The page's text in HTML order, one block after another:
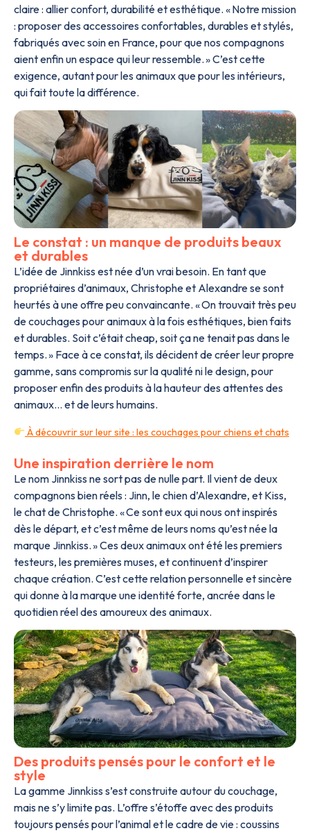
claire : allier confort, durabilité et esthétique. « Notre mission
: proposer des accessoires confortables, durables et stylés,
fabriqués avec soin en France, pour que nos compagnons
aient enfin un espace qui leur ressemble. » C’est cette
exigence, autant pour les animaux que pour les intérieurs,
qui fait toute la différence.
Le constat : un manque de produits beaux
et durables
L’idée de Jinnkiss est née d’un vrai besoin. En tant que
propriétaires d’animaux, Christophe et Alexandre se sont
heurtés à une offre peu convaincante. « On trouvait très peu
de couchages pour animaux à la fois esthétiques, bien faits
et durables. Soit c’était cheap, soit ça ne tenait pas dans le
temps. » Face à ce constat, ils décident de créer leur propre
gamme, sans compromis sur la qualité ni le design, pour
proposer enfin des produits à la hauteur des attentes des
animaux… et de leurs humains.
À découvrir sur leur site : les couchages pour chiens et chats
Une inspiration derrière le nom
Le nom Jinnkiss ne sort pas de nulle part. Il vient de deux
compagnons bien réels : Jinn, le chien d’Alexandre, et Kiss,
le chat de Christophe. « Ce sont eux qui nous ont inspirés
dès le départ, et c’est même de leurs noms qu’est née la
marque Jinnkiss. » Ces deux animaux ont été les premiers
testeurs, les premières muses, et continuent d’inspirer
chaque création. C’est cette relation personnelle et sincère
qui donne à la marque une identité forte, ancrée dans le
quotidien réel des amoureux des animaux.
Des produits pensés pour le confort et le
style
La gamme Jinnkiss s’est construite autour du couchage,
mais ne s’y limite pas. L’offre s’étoffe avec des produits
toujours pensés pour l’animal et le cadre de vie : coussins